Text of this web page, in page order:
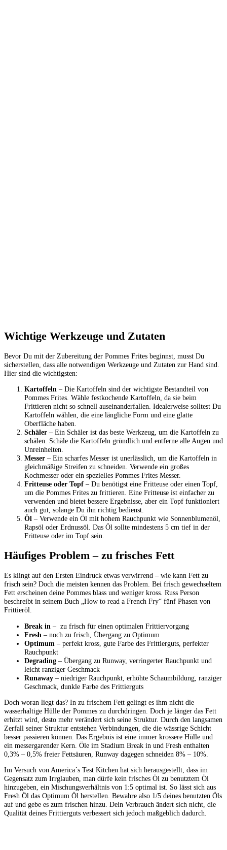
Wichtige Werkzeuge und Zutaten
Bevor Du mit der Zubereitung der Pommes Frites beginnst, musst Du
sicherstellen, dass alle notwendigen Werkzeuge und Zutaten zur Hand sind.
Hier sind die wichtigsten:
Kartoffeln – Die Kartoffeln sind der wichtigste Bestandteil von
Pommes Frites. Wähle festkochende Kartoffeln, da sie beim
Frittieren nicht so schnell auseinanderfallen. Idealerweise solltest Du
Kartoffeln wählen, die eine längliche Form und eine glatte
Oberfläche haben.
Schäler – Ein Schäler ist das beste Werkzeug, um die Kartoffeln zu
schälen. Schäle die Kartoffeln gründlich und entferne alle Augen und
Unreinheiten.
Messer – Ein scharfes Messer ist unerlässlich, um die Kartoffeln in
gleichmäßige Streifen zu schneiden. Verwende ein großes
Kochmesser oder ein spezielles Pommes Frites Messer.
Fritteuse oder Topf – Du benötigst eine Fritteuse oder einen Topf,
um die Pommes Frites zu frittieren. Eine Fritteuse ist einfacher zu
verwenden und bietet bessere Ergebnisse, aber ein Topf funktioniert
auch gut, solange Du ihn richtig bedienst.
Öl – Verwende ein Öl mit hohem Rauchpunkt wie Sonnenblumenöl,
Rapsöl oder Erdnussöl. Das Öl sollte mindestens 5 cm tief in der
Fritteuse oder im Topf sein.
Häufiges Problem – zu frisches Fett
Es klingt auf den Ersten Eindruck etwas verwirrend – wie kann Fett zu
frisch sein? Doch die meisten kennen das Problem. Bei frisch gewechseltem
Fett erscheinen deine Pommes blass und weniger kross. Russ Person
beschreibt in seinem Buch „How to read a French Fry“ fünf Phasen von
Frittieröl.
Break in – zu frisch für einen optimalen Frittiervorgang
Fresh – noch zu frisch, Übergang zu Optimum
Optimum – perfekt kross, gute Farbe des Frittierguts, perfekter
Rauchpunkt
Degrading – Übergang zu Runway, verringerter Rauchpunkt und
leicht ranziger Geschmack
Runaway – niedriger Rauchpunkt, erhöhte Schaumbildung, ranziger
Geschmack, dunkle Farbe des Frittierguts
Doch woran liegt das? In zu frischem Fett gelingt es ihm nicht die
wasserhaltige Hülle der Pommes zu durchdringen. Doch je länger das Fett
erhitzt wird, desto mehr verändert sich seine Struktur. Durch den langsamen
Zerfall seiner Struktur entstehen Verbindungen, die die wässrige Schicht
besser passieren können. Das Ergebnis ist eine immer krossere Hülle und
ein messergarender Kern. Öle im Stadium Break in und Fresh enthalten
0,3% – 0,5% freier Fettsäuren, Runway dagegen schneiden 8% – 10%.
Im Versuch von America´s Test Kitchen hat sich herausgestellt, dass im
Gegensatz zum Irrglauben, man dürfe kein frisches Öl zu benutztem Öl
hinzugeben, ein Mischungsverhältnis von 1:5 optimal ist. So lässt sich aus
Fresh Öl das Optimum Öl herstellen. Bewahre also 1/5 deines benutzten Öls
auf und gebe es zum frischen hinzu. Dein Verbrauch ändert sich nicht, die
Qualität deines Frittierguts verbessert sich jedoch maßgeblich dadurch.